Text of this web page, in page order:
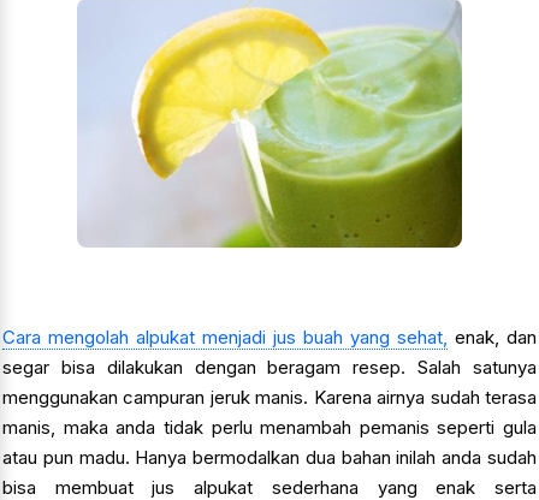
Cara mengolah alpukat menjadi jus buah yang sehat, enak, dan
segar bisa dilakukan dengan beragam resep. Salah satunya
menggunakan campuran jeruk manis. Karena airnya sudah terasa
manis, maka anda tidak perlu menambah pemanis seperti gula
atau pun madu. Hanya bermodalkan dua bahan inilah anda sudah
bisa membuat jus alpukat sederhana yang enak serta